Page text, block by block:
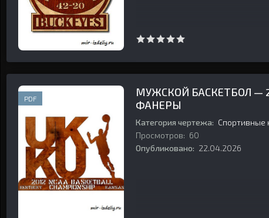
PDF
МУЖСКОЙ БАСКЕТБОЛ —
ФАНЕРЫ
Категория чертежа: Спортивные
Просмотров: 60
Опубликовано: 22.04.2026